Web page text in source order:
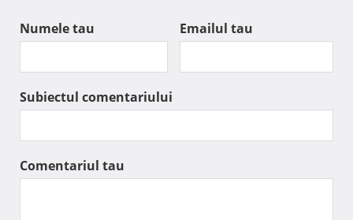
Numele tau Emailul tau
Subiectul comentariului
Comentariul tau